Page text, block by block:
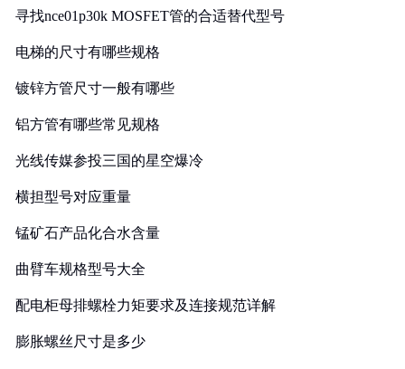
寻找nce01p30k MOSFET管的合适替代型号
电梯的尺寸有哪些规格
镀锌方管尺寸一般有哪些
铝方管有哪些常见规格
光线传媒参投三国的星空爆冷
横担型号对应重量
锰矿石产品化合水含量
曲臂车规格型号大全
配电柜母排螺栓力矩要求及连接规范详解
膨胀螺丝尺寸是多少